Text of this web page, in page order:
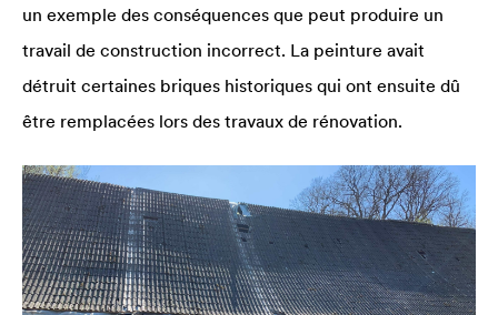
un exemple des conséquences que peut produire un
travail de construction incorrect. La peinture avait
détruit certaines briques historiques qui ont ensuite dû
être remplacées lors des travaux de rénovation.